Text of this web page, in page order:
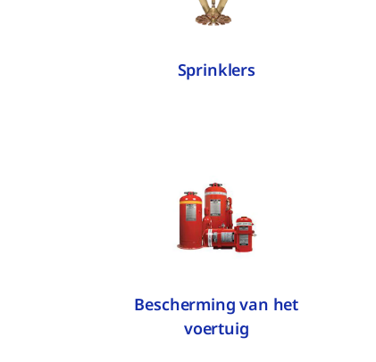
Sprinklers
Bescherming van het
voertuig